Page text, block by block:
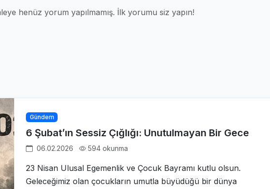
henüz yorum yapılmamış. İlk yorumu siz yapın!
Gündem
6 Şubat’ın Sessiz Çığlığı: Unutulmayan Bir Gece
06.02.2026 594 okunma
23 Nisan Ulusal Egemenlik ve Çocuk Bayramı kutlu olsun.
Geleceğimiz olan çocukların umutla büyüdüğü bir dünya